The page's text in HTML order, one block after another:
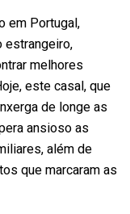
em Portugal,
estrangeiro,
melhores
este casal, que
de longe as
ansioso as
além de
que marcaram as